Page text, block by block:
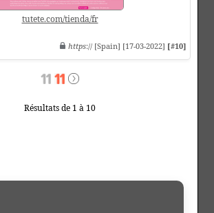
tutete.com/tienda/fr
https:// [Spain] [17-03-2022] [#10]
Résultats de 1 à 10